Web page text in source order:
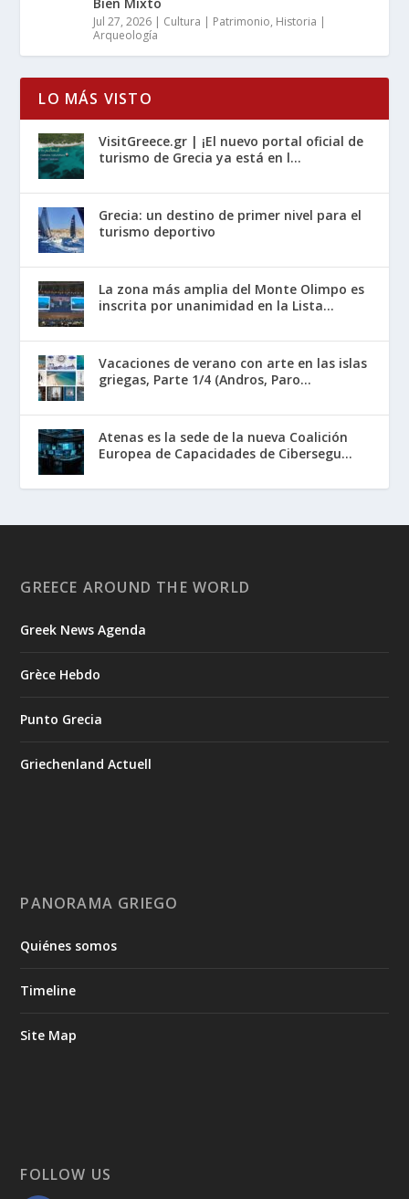
Jul 27, 2026 | Cultura | Patrimonio, Historia |
Arqueología
LO MÁS VISTO
VisitGreece.gr | ¡El nuevo portal oficial de
turismo de Grecia ya está en l...
Grecia: un destino de primer nivel para el
turismo deportivo
La zona más amplia del Monte Olimpo es
inscrita por unanimidad en la Lista...
Vacaciones de verano con arte en las islas
griegas, Parte 1/4 (Andros, Paro...
Atenas es la sede de la nueva Coalición
Europea de Capacidades de Cibersegu...
GREECE AROUND THE WORLD
Greek News Agenda
Grèce Hebdo
Punto Grecia
Griechenland Actuell
PANORAMA GRIEGO
Quiénes somos
Timeline
Site Map
FOLLOW US